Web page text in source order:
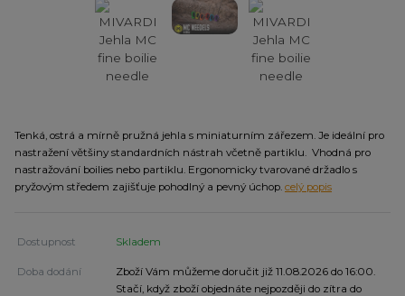
Tenká, ostrá a mírně pružná jehla s miniaturním zářezem. Je ideální pro
nastražení většiny standardních nástrah včetně partiklu. Vhodná pro
nastražování boilies nebo partiklu. Ergonomicky tvarované držadlo s
pryžovým středem zajišťuje pohodlný a pevný úchop. celý popis
Dostupnost Skladem
Doba dodání
Zboží Vám můžeme doručit již 11.08.2026 do 16:00.
Stačí, když zboží objednáte nejpozději do zítra do